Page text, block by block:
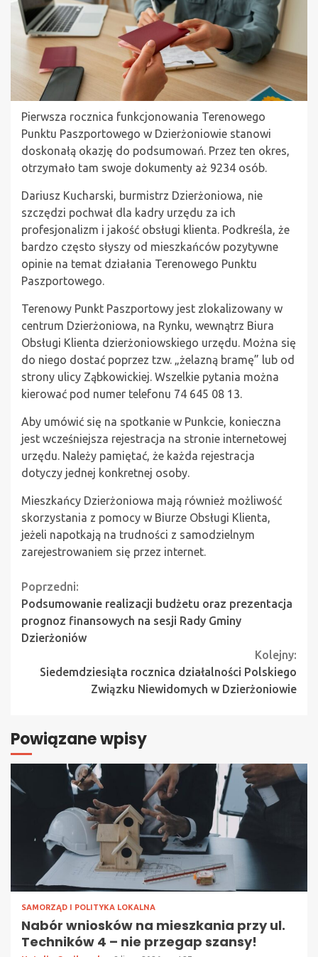
Pierwsza rocznica funkcjonowania Terenowego
Punktu Paszportowego w Dzierżoniowie stanowi
doskonałą okazję do podsumowań. Przez ten okres,
otrzymało tam swoje dokumenty aż 9234 osób.
Dariusz Kucharski, burmistrz Dzierżoniowa, nie
szczędzi pochwał dla kadry urzędu za ich
profesjonalizm i jakość obsługi klienta. Podkreśla, że
bardzo często słyszy od mieszkańców pozytywne
opinie na temat działania Terenowego Punktu
Paszportowego.
Terenowy Punkt Paszportowy jest zlokalizowany w
centrum Dzierżoniowa, na Rynku, wewnątrz Biura
Obsługi Klienta dzierżoniowskiego urzędu. Można się
do niego dostać poprzez tzw. „żelazną bramę” lub od
strony ulicy Ząbkowickiej. Wszelkie pytania można
kierować pod numer telefonu 74 645 08 13.
Aby umówić się na spotkanie w Punkcie, konieczna
jest wcześniejsza rejestracja na stronie internetowej
urzędu. Należy pamiętać, że każda rejestracja
dotyczy jednej konkretnej osoby.
Mieszkańcy Dzierżoniowa mają również możliwość
skorzystania z pomocy w Biurze Obsługi Klienta,
jeżeli napotkają na trudności z samodzielnym
zarejestrowaniem się przez internet.
Continue
Reading
Poprzedni:
Podsumowanie realizacji budżetu oraz prezentacja
prognoz finansowych na sesji Rady Gminy
Dzierżoniów
Kolejny:
Siedemdziesiąta rocznica działalności Polskiego
Związku Niewidomych w Dzierżoniowie
Powiązane wpisy
SAMORZĄD I POLITYKA LOKALNA
Nabór wniosków na mieszkania przy ul.
Techników 4 – nie przegap szansy!